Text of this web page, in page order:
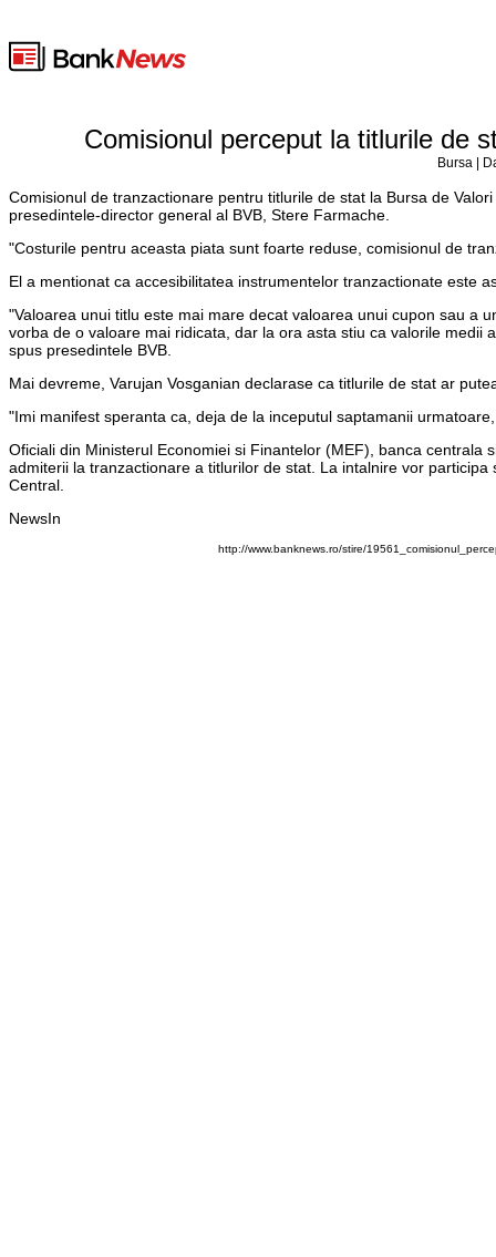
Comisionul perceput la titlurile de
Bursa |
Comisionul de tranzactionare pentru titlurile de stat la Bursa de
presedintele-director general al BVB, Stere Farmache.
"Costurile pentru aceasta piata sunt foarte reduse, comisionul de
El a mentionat ca accesibilitatea instrumentelor tranzactionate este
"Valoarea unui titlu este mai mare decat valoarea unui cupon sau a
vorba de o valoare mai ridicata, dar la ora asta stiu ca valorile medii
spus presedintele BVB.
Mai devreme, Varujan Vosganian declarase ca titlurile de stat ar
"Imi manifest speranta ca, deja de la inceputul saptamanii
Oficiali din Ministerul Economiei si Finantelor (MEF), banca
admiterii la tranzactionare a titlurilor de stat. La intalnire vor
Central.
NewsIn
http://www.banknews.ro/stire/